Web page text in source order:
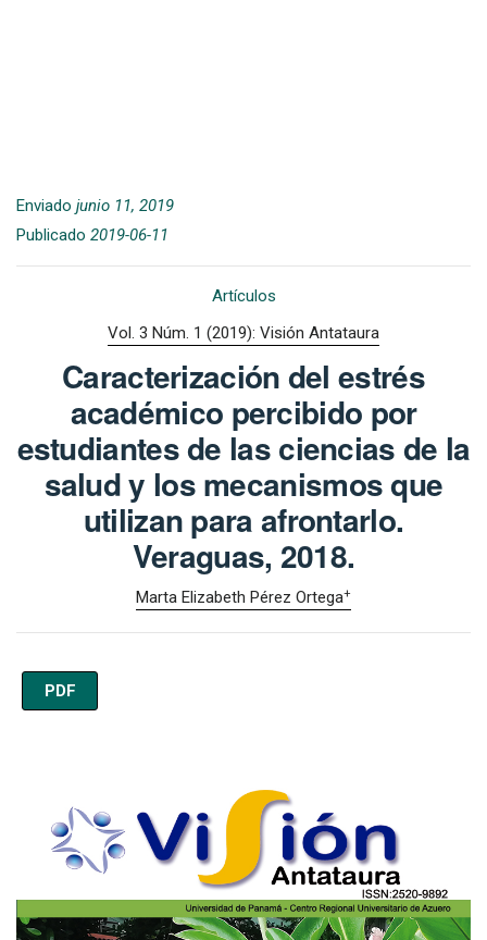
Enviado junio 11, 2019
Publicado 2019-06-11
Artículos
Vol. 3 Núm. 1 (2019): Visión Antataura
Caracterización del estrés
académico percibido por
estudiantes de las ciencias de la
salud y los mecanismos que
utilizan para afrontarlo.
Veraguas, 2018.
Marta Elizabeth Pérez Ortega+
PDF